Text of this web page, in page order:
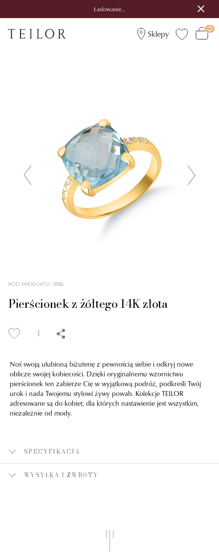
Ładowanie...
Sklepy
KOD PRODUKTU: 3936
Pierścionek z żółtego 14K złota
Noś swoją ulubioną biżuterię z pewnością siebie i odkryj nowe
oblicze swojej kobiecości. Dzięki oryginalnemu wzornictwu
pierścionek ten zabierze Cię w wyjątkową podróż, podkreśli Twój
urok i nada Twojemu stylowi żywy powab. Kolekcje TEILOR
adresowane są do kobiet, dla których nastawienie jest wszystkim,
niezależnie od mody.
SPECYFIKACJA
WYSYŁKA I ZWROTY